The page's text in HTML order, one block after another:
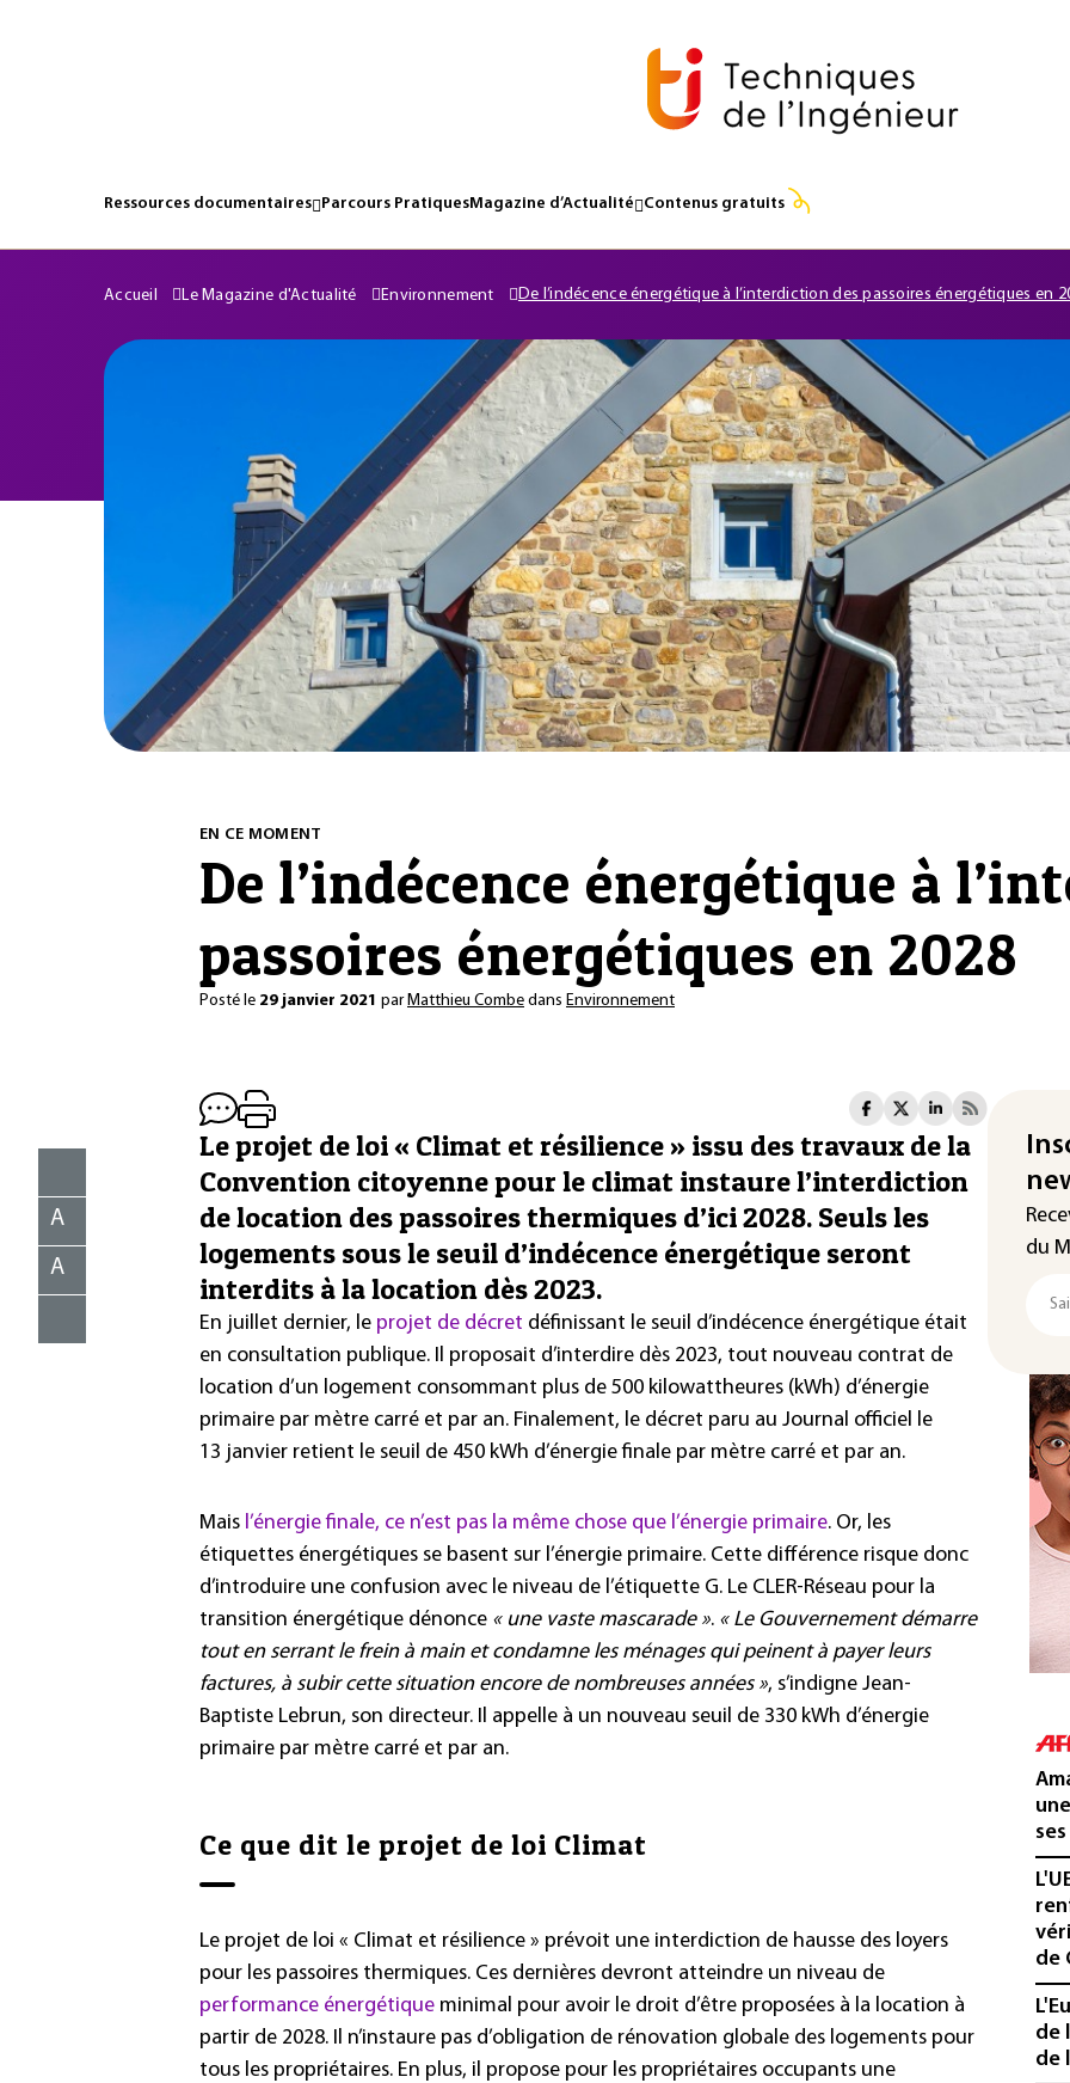
Ressources documentaires Parcours PratiquesMagazine d’Actualité Contenus gratuits
Accueil Le Magazine d'Actualité Environnement De l’indécence énergétique à l’interdiction des passoires énergétiques en
EN CE MOMENT
De l’indécence énergétique à
passoires énergétiques en 2028
Posté le 29 janvier 2021 par Matthieu Combe dans Environnement
A
A
Le projet de loi « Climat et résilience » issu des travaux de la
Convention citoyenne pour le climat instaure l’interdiction
de location des passoires thermiques d’ici 2028. Seuls les
logements sous le seuil d’indécence énergétique seront
interdits à la location dès 2023.
En juillet dernier, le projet de décret définissant le seuil d’indécence énergétique était
en consultation publique. Il proposait d’interdire dès 2023, tout nouveau contrat de
location d’un logement consommant plus de 500 kilowattheures (kWh) d’énergie
primaire par mètre carré et par an. Finalement, le décret paru au Journal officiel le
13 janvier retient le seuil de 450 kWh d’énergie finale par mètre carré et par an.
Mais l’énergie finale, ce n’est pas la même chose que l’énergie primaire. Or, les
étiquettes énergétiques se basent sur l’énergie primaire. Cette différence risque donc
d’introduire une confusion avec le niveau de l’étiquette G. Le CLER-Réseau pour la
transition énergétique dénonce « une vaste mascarade ». « Le Gouvernement démarre
tout en serrant le frein à main et condamne les ménages qui peinent à payer leurs
factures, à subir cette situation encore de nombreuses années », s’indigne Jean-
Baptiste Lebrun, son directeur. Il appelle à un nouveau seuil de 330 kWh d’énergie
primaire par mètre carré et par an.
Ce que dit le projet de loi Climat
Le projet de loi « Climat et résilience » prévoit une interdiction de hausse des loyers
pour les passoires thermiques. Ces dernières devront atteindre un niveau de
performance énergétique minimal pour avoir le droit d’être proposées à la location à
partir de 2028. Il n’instaure pas d’obligation de rénovation globale des logements pour
tous les propriétaires. En plus, il propose pour les propriétaires occupants une
du
de
de
de